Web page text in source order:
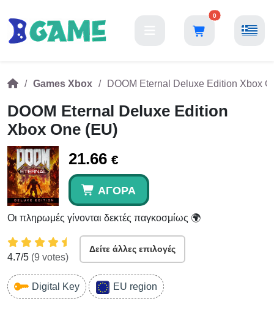
0
Games Xbox DOOM Eternal Deluxe Edition Xbox
DOOM Eternal Deluxe Edition
Xbox One (EU)
21.66 €
ΑΓΟΡΆ
Οι πληρωμές γίνονται δεκτές παγκοσμίως 🌍
4.7/5 (9 votes)
Δείτε άλλες επιλογές
Digital Key EU region